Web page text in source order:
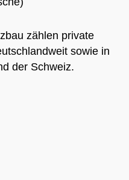
zählen private
sowie in
der Schweiz.